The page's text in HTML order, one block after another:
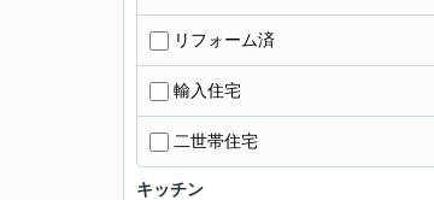
リフォーム済
輸入住宅
二世帯住宅
キッチン